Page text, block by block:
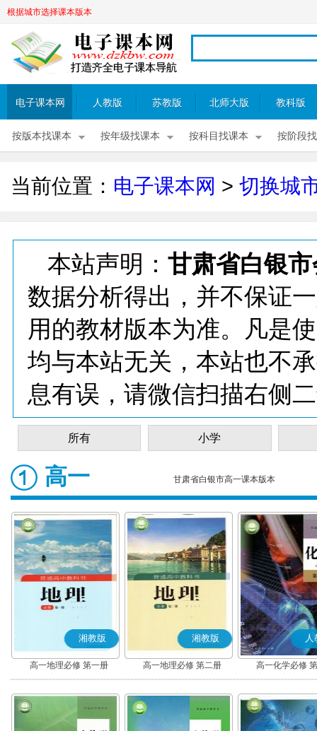
根据城市选择课本版本
电子课本网 人教版 苏教版 北师大版 教科版
按版本找课本 按年级找课本 按科目找课本 按阶段
当前位置： 电子课本网 > 切换城
本站声明： 甘肃省白银
数据分析得出，并不保证
用的教材版本为准。凡是
均与本站无关，本站也不
息有误，请微信扫描右侧
所有 小学
高一 甘肃省白银市高一课本版本
湘教版
高一地理必修 第一册
湘教版
高一地理必修 第二册
人
高一化学必修